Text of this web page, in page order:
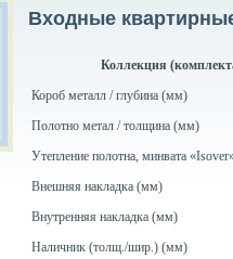
Входные
Коллекция
Короб металл / глубина (мм)
Полотно метал / толщина (мм)
Утепление полотна, минвата
Внешняя накладка (мм)
Внутренняя накладка (мм)
Наличник (толщ./шир.) (мм)